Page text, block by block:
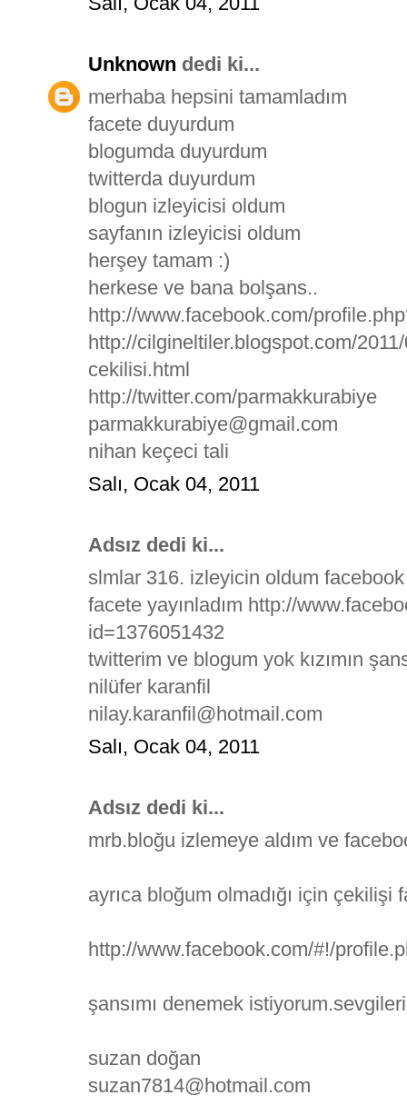
Unknown dedi ki...
merhaba hepsini tamamladım
facete duyurdum
blogumda duyurdum
twitterda duyurdum
blogun izleyicisi oldum
sayfanın izleyicisi oldum
herşey tamam :)
herkese ve bana bolşans..
http://www.facebook.com/
http://cilgineltiler.blogspot.com/
cekilisi.html
http://twitter.com/parmakkurabiye
parmakkurabiye@gmail.com
nihan keçeci tali
Salı, Ocak 04, 2011
Adsız dedi ki...
slmlar 316. izleyicin oldum facebook
facete yayınladım http://
id=1376051432
twitterim ve blogum yok kızımın
nilüfer karanfil
nilay.karanfil@hotmail.com
Salı, Ocak 04, 2011
Adsız dedi ki...
mrb.bloğu izlemeye aldım ve
ayrıca bloğum olmadığı için çekilişi
http://www.facebook.com/#!/
şansımı denemek
suzan doğan
suzan7814@hotmail.com